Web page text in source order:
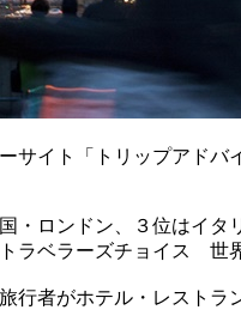
サイト「トリップアド
・ロンドン、３位はイ
トラベラーズチョイス
行者がホテル・レスト